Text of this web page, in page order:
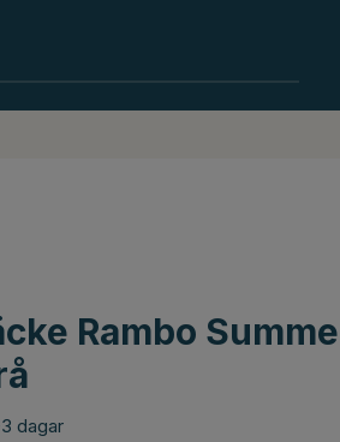
Rambo
dagar